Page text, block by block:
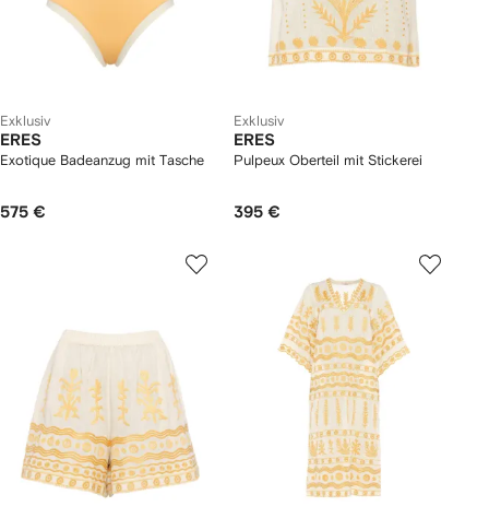
Exklusiv
ERES
Exotique Badeanzug mit Tasche
575 €
Exklusiv
ERES
Pulpeux Oberteil mit Stickerei
395 €